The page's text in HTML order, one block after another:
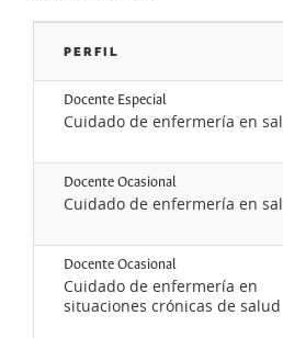
PERFIL
Docente Especial
Cuidado de enfermería en
Docente Ocasional
Cuidado de enfermería en
Docente Ocasional
Cuidado de enfermería en
situaciones crónicas de salud